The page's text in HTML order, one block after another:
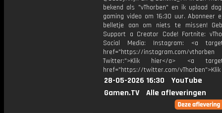
bekend als "vThorben" en ik upload
gaming video om 16:30 uur. Abonneer
belletje aan om niets te missen!
Support a Creator Code! Fortnite:
Social Media: Instagram: <a
href="https://instagram.com/vthorben
Twitter:">Klik hier</a> <a
href="https://twitter.com/
28-05-2026 16:30
YouTube
Gamen.TV
Alle afleveringen